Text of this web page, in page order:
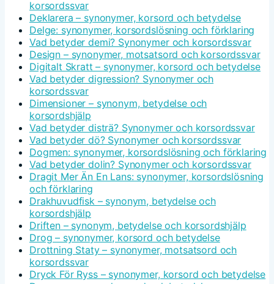
korsordssvar
Deklarera – synonymer, korsord och betydelse
Delge: synonymer, korsordslösning och förklaring
Vad betyder demi? Synonymer och korsordssvar
Design – synonymer, motsatsord och korsordssvar
Digitalt Skratt – synonymer, korsord och betydelse
Vad betyder digression? Synonymer och
korsordssvar
Dimensioner – synonym, betydelse och
korsordshjälp
Vad betyder disträ? Synonymer och korsordssvar
Vad betyder dö? Synonymer och korsordssvar
Dogmen: synonymer, korsordslösning och förklaring
Vad betyder dolin? Synonymer och korsordssvar
Dragit Mer Än En Lans: synonymer, korsordslösning
och förklaring
Drakhuvudfisk – synonym, betydelse och
korsordshjälp
Driften – synonym, betydelse och korsordshjälp
Drog – synonymer, korsord och betydelse
Drottning Staty – synonymer, motsatsord och
korsordssvar
Dryck För Ryss – synonymer, korsord och betydelse